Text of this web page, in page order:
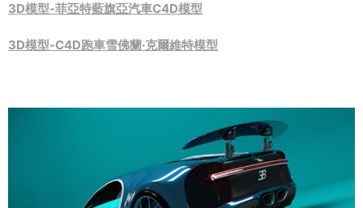
3D模型-菲亞特藍旗亞汽車C4D模型
3D模型-C4D跑車雪佛蘭·克爾維特模型